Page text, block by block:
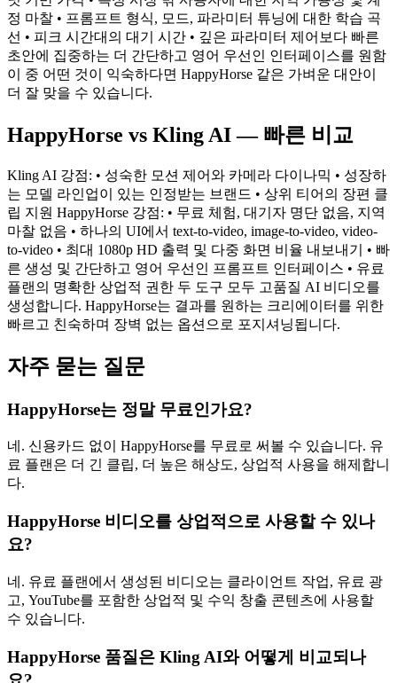
정 마찰 • 프롬프트 형식, 모드, 파라미터 튜닝에 대한 학습 곡
선 • 피크 시간대의 대기 시간 • 깊은 파라미터 제어보다 빠른
초안에 집중하는 더 간단하고 영어 우선인 인터페이스를 원함
이 중 어떤 것이 익숙하다면 HappyHorse 같은 가벼운 대안이
더 잘 맞을 수 있습니다.
HappyHorse vs Kling AI — 빠른 비교
Kling AI 강점: • 성숙한 모션 제어와 카메라 다이나믹 • 성장하
는 모델 라인업이 있는 인정받는 브랜드 • 상위 티어의 장편 클
립 지원 HappyHorse 강점: • 무료 체험, 대기자 명단 없음, 지역
마찰 없음 • 하나의 UI에서 text-to-video, image-to-video, video-
to-video • 최대 1080p HD 출력 및 다중 화면 비율 내보내기 • 빠
른 생성 및 간단하고 영어 우선인 프롬프트 인터페이스 • 유료
플랜의 명확한 상업적 권한 두 도구 모두 고품질 AI 비디오를
생성합니다. HappyHorse는 결과를 원하는 크리에이터를 위한
빠르고 친숙하며 장벽 없는 옵션으로 포지셔닝됩니다.
자주 묻는 질문
HappyHorse는 정말 무료인가요?
네. 신용카드 없이 HappyHorse를 무료로 써볼 수 있습니다. 유
료 플랜은 더 긴 클립, 더 높은 해상도, 상업적 사용을 해제합니
다.
HappyHorse 비디오를 상업적으로 사용할 수 있나
요?
네. 유료 플랜에서 생성된 비디오는 클라이언트 작업, 유료 광
고, YouTube를 포함한 상업적 및 수익 창출 콘텐츠에 사용할
수 있습니다.
HappyHorse 품질은 Kling AI와 어떻게 비교되나